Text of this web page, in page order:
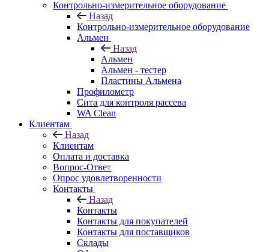
Контрольно-измерительное оборудование
Назад
Контрольно-измерительное оборудование
Альмен
Назад
Альмен
Альмен - тестер
Пластины Альмена
Профилометр
Сита для контроля рассева
WA Clean
Клиентам
Назад
Клиентам
Оплата и доставка
Вопрос-Ответ
Опрос удовлетворенности
Контакты
Назад
Контакты
Контакты для покупателей
Контакты для поставщиков
Склады